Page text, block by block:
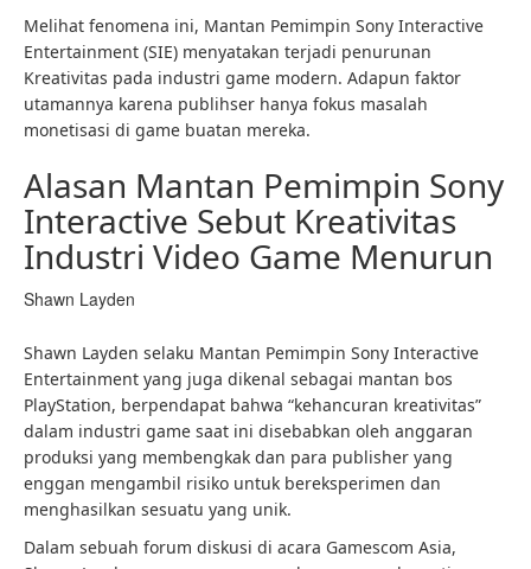
Melihat fenomena ini, Mantan Pemimpin Sony Interactive
Entertainment (SIE) menyatakan terjadi penurunan
Kreativitas pada industri game modern. Adapun faktor
utamannya karena publihser hanya fokus masalah
monetisasi di game buatan mereka.
Alasan Mantan Pemimpin Sony
Interactive Sebut Kreativitas
Industri Video Game Menurun
Shawn Layden
Shawn Layden selaku Mantan Pemimpin Sony Interactive
Entertainment yang juga dikenal sebagai mantan bos
PlayStation, berpendapat bahwa “kehancuran kreativitas”
dalam industri game saat ini disebabkan oleh anggaran
produksi yang membengkak dan para publisher yang
enggan mengambil risiko untuk bereksperimen dan
menghasilkan sesuatu yang unik.
Dalam sebuah forum diskusi di acara Gamescom Asia,